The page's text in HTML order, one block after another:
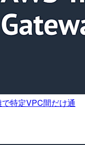
特定VPC間だけ通